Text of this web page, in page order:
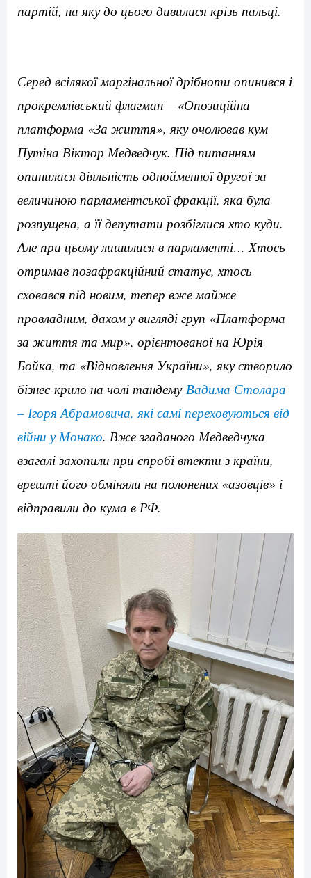
партій, на яку до цього дивилися крізь пальці.
Серед всілякої маргінальної дрібноти опинився і
прокремлівський флагман – «Опозиційна
платформа «За життя», яку очолював кум
Путіна Віктор Медведчук. Під питанням
опинилася діяльність однойменної другої за
величиною парламентської фракції, яка була
розпущена, а її депутати розбіглися хто куди.
Але при цьому лишилися в парламенті… Хтось
отримав позафракційний статус, хтось
сховався під новим, тепер вже майже
провладним, дахом у вигляді груп «Платформа
за життя та мир», орієнтованої на Юрія
Бойка, та «Відновлення України», яку створило
бізнес-крило на чолі тандему Вадима Столара
– Ігоря Абрамовича, які самі переховуються від
війни у Монако. Вже згаданого Медведчука
взагалі захопили при спробі втекти з країни,
врешті його обміняли на полонених «азовців» і
відправили до кума в РФ.